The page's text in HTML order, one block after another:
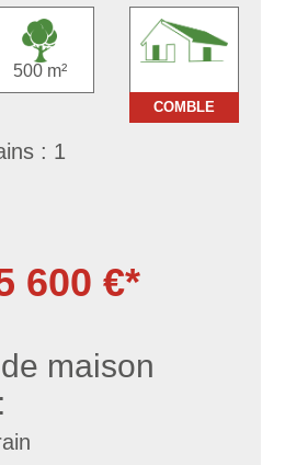
500 m²
COMBLE
: 1
600 €*
maison